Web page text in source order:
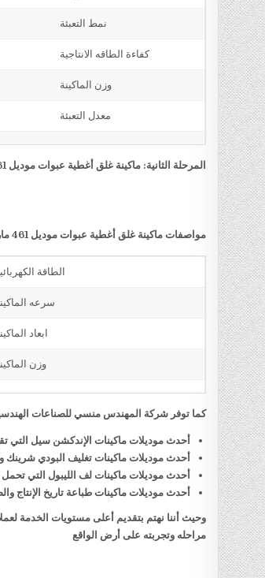
نمط التعبئة
كفاءة الطاقه الانتاجية
وزن الماكينة
معدل التعبئة
المرحلة الثانية: ماكينة غلق أغطية عبوات موديل 461 ماركة مهندس منسي
مواصفات ماكينة غلق أغطية عبوات موديل 461 ماركة مهندس منسي
الطاقة
سرعه
ابعاد
وزن
كما توفر شركة المهندس منسي للصناعات
أحدث موديلات ماكينات الإندكشن سيل التي
أحدث موديلات ماكينات تغليف البودي
أحدث موديلات ماكينات لف الليبول التي
أحدث موديلات ماكينات طباعة تاريخ الإنتاج
وحيث أننا نهتم بتقديم أعلى مستويات الخدمة
مراحله وتجربته على أرض الواقع